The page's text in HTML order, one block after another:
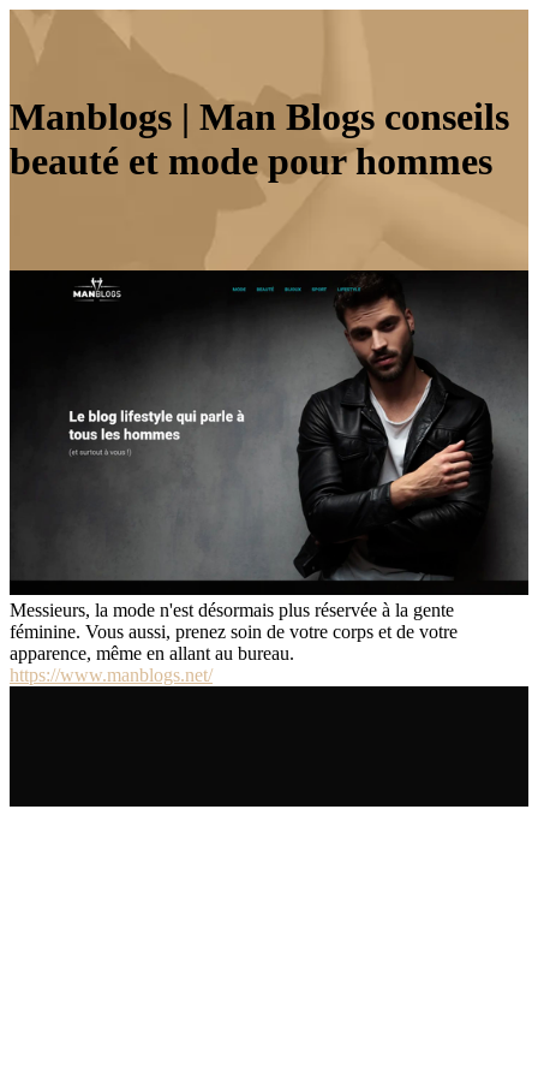
Manblogs | Man Blogs conseils
beauté et mode pour hommes
Messieurs, la mode n'est désormais plus réservée à la gente
féminine. Vous aussi, prenez soin de votre corps et de votre
apparence, même en allant au bureau.
https://www.manblogs.net/